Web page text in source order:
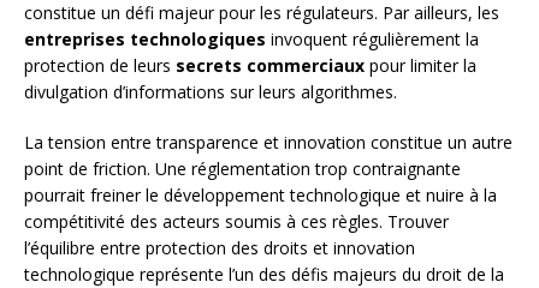
constitue un défi majeur pour les régulateurs. Par ailleurs, les
entreprises technologiques invoquent régulièrement la
protection de leurs secrets commerciaux pour limiter la
divulgation d’informations sur leurs algorithmes.
La tension entre transparence et innovation constitue un autre
point de friction. Une réglementation trop contraignante
pourrait freiner le développement technologique et nuire à la
compétitivité des acteurs soumis à ces règles. Trouver
l’équilibre entre protection des droits et innovation
technologique représente l’un des défis majeurs du droit de la